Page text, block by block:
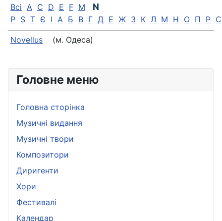
Головне меню
Головна сторінка
Музичні видання
Музичні твори
Композитори
Диригенти
Хори
Фестивалі
Календар
Всі A C D E F M N
P S T Є І А Б В Г Д Е Ж З К Л М Н О П Р С
Novellus (м. Одеса)